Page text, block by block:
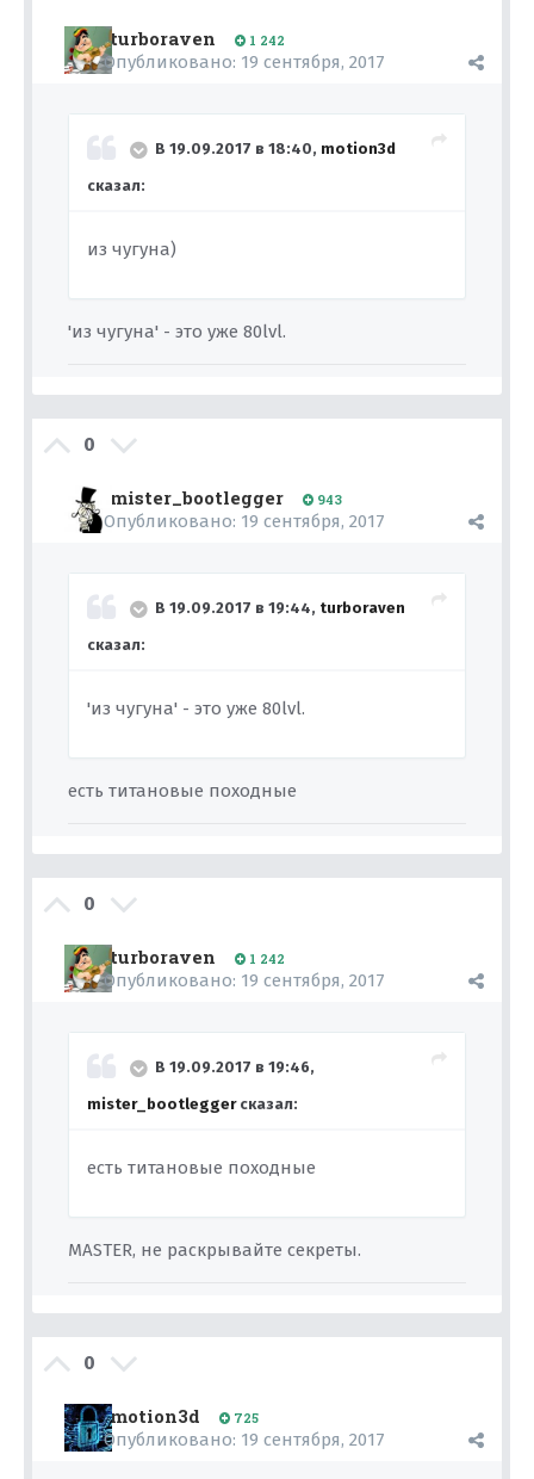
turboraven 1 242
Опубликовано: 19 сентября, 2017
В 19.09.2017 в 18:40, motion3d
сказал:
из чугуна)
'из чугуна' - это уже 80lvl.
0
mister_bootlegger 943
Опубликовано: 19 сентября, 2017
В 19.09.2017 в 19:44, turboraven
сказал:
'из чугуна' - это уже 80lvl.
есть титановые походные
0
turboraven 1 242
Опубликовано: 19 сентября, 2017
В 19.09.2017 в 19:46,
mister_bootleggerсказал:
есть титановые походные
MASTER, не раскрывайте секреты.
0
motion3d 725
Опубликовано: 19 сентября, 2017